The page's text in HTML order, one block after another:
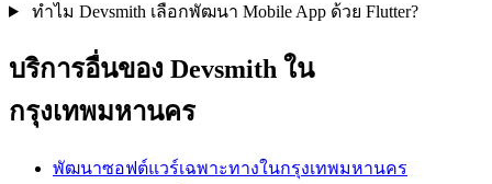
ทำไม Devsmith เลือกพัฒนา Mobile App ด้วย Flutter?
บริการอื่นของ Devsmith ใน
กรุงเทพมหานคร
พัฒนาซอฟต์แวร์เฉพาะทางในกรุงเทพมหานคร